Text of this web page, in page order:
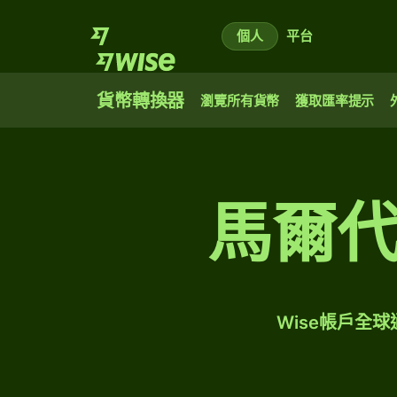
個人 平台
貨幣轉換器 瀏覽所有貨幣 獲取匯率提示
馬爾
Wise帳戶全球